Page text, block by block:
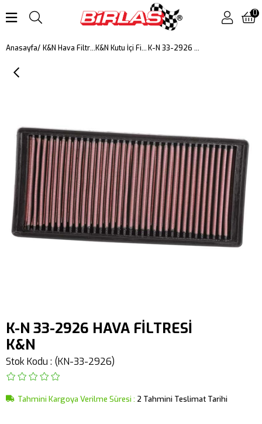
0
Anasayfa K&N Hava Filtreleri K&N Kutu İçi Filtreler K-N 33-2926 HAVA FİLTRESİ
K-N 33-2926 HAVA FİLTRESİ
K&N
Stok Kodu (KN-33-2926)
Tahmini Kargoya Verilme Süresi : 2 Tahmini Teslimat Tarihi